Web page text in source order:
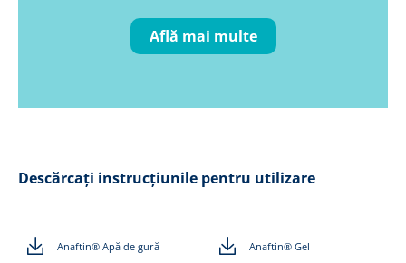
Află mai multe
Descărcați instrucțiunile pentru utilizare
Anaftin® Apă de gură Anaftin® Gel